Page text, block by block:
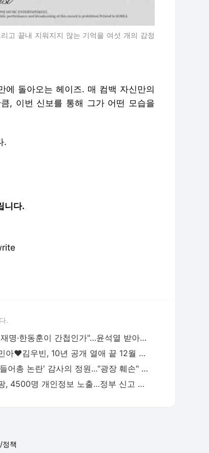
고 끝내 지워지지 않는 기억을 여섯 개의 감정
에 돌아오는 헤이즈. 매 컴백 자신만의
, 이번 신보를 통해 그가 어떤 모습을
.
니다.
.
"이재명·한동훈이 간첩인가"…윤석열 받아친 홍장원 - 사회 | 기사 - 더팩트
신민아♥김우빈, 10년 공개 열애 끝 12월 20일 결혼 - 연예 | 기사 - 더팩트
'받들어총 논란' 감사의 정원…"광장 훼손" vs "세계적 공간" - 사회 | 기사 - 더팩트
쿠팡, 4500명 개인정보 노출…정부 신고 완료 - 경제 | 기사 - 더팩트
정책